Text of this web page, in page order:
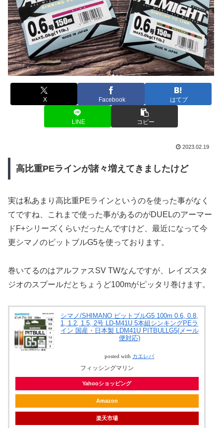
X Facebook はてブ
LINE コピー
2023.02.19
高比重PEラインが諸々増えてきましたけど
実は私あまり高比重PEラインというのを使った事がなく
てですね、これまで使った事があるのがDUELのアーマー
ドF+シリーズくらいだったんですけど、最近になって今
更シマノのピットブルG5を使っております。
巻いてるのはアルファスSV TWなんですが、レイズスタ
ジオのスプールだとちょうど100mがピッタリ巻けます。
シマノ/SHIMANO ピットブルG5 100m 0.6, 0.8,
1, 1.2, 1.5, 2号 LD-M41U 5本組シンキングPEラ
イン 国産・日本製 LDM41U PITBULLG5(メール
便対応)
posted with カエレバ
フィッシングマリン
Yahooショッピング
Amazon
楽天市場